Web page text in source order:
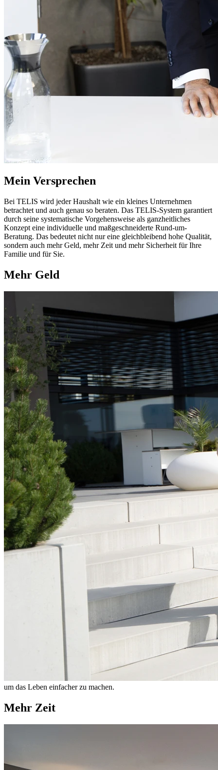
Mein Versprechen
Bei TELIS wird jeder Haushalt wie ein kleines Unternehmen
betrachtet und auch genau so beraten. Das TELIS-System garantiert
durch seine systematische Vorgehensweise als ganzheitliches
Konzept eine individuelle und maßgeschneiderte Rund-um-
Beratung. Das bedeutet nicht nur eine gleichbleibend hohe Qualität,
sondern auch mehr Geld, mehr Zeit und mehr Sicherheit für Ihre
Familie und für Sie.
Mehr Geld
um das Leben einfacher zu machen.
Mehr Zeit